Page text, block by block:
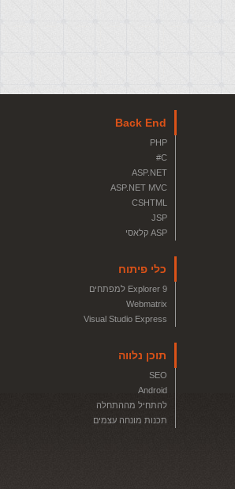
Back End
PHP
C#
ASP.NET
ASP.NET MVC
CSHTML
JSP
ASP קלאסי
כלי פיתוח
Explorer 9 למפתחים
Webmatrix
Visual Studio Express
תוכן נלווה
SEO
Android
להתחיל מההתחלה
תכנות מונחה עצמים